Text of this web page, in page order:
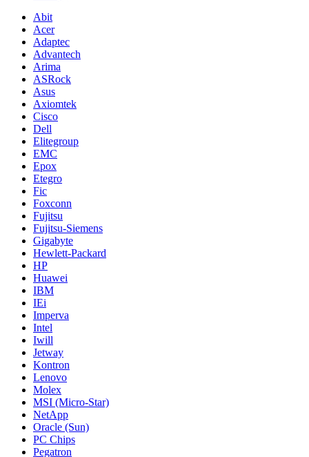
Abit
Acer
Adaptec
Advantech
Arima
ASRock
Asus
Axiomtek
Cisco
Dell
Elitegroup
EMC
Epox
Etegro
Fic
Foxconn
Fujitsu
Fujitsu-Siemens
Gigabyte
Hewlett-Packard
HP
Huawei
IBM
IEi
Imperva
Intel
Iwill
Jetway
Kontron
Lenovo
Molex
MSI (Micro-Star)
NetApp
Oracle (Sun)
PC Chips
Pegatron